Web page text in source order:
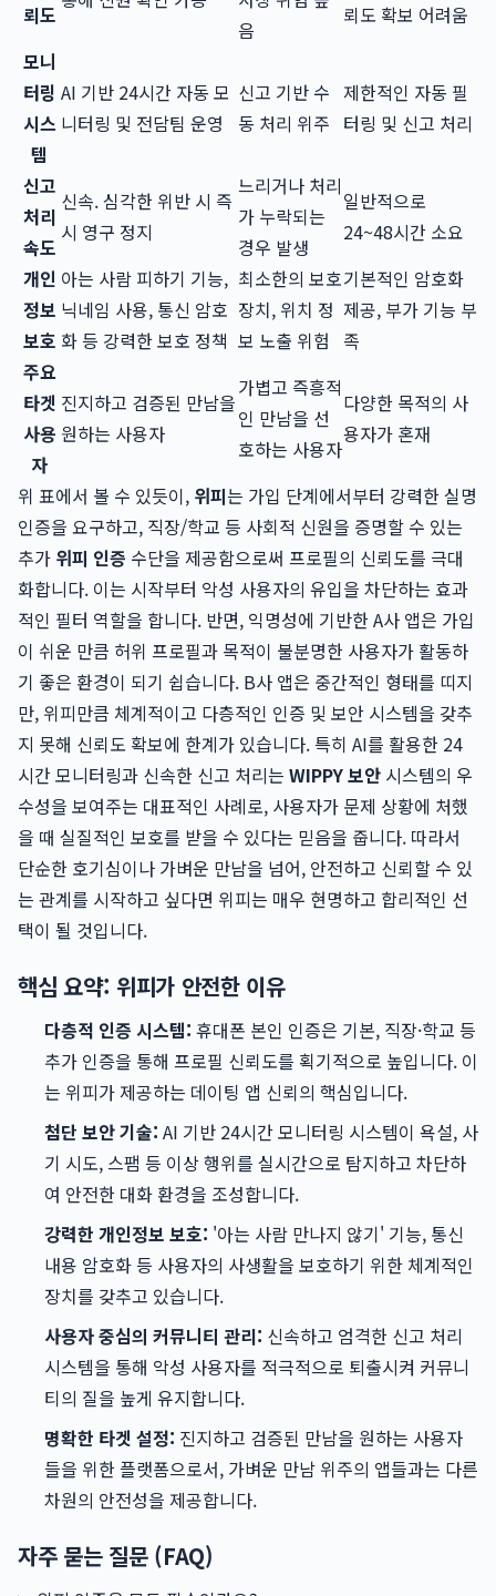
뢰도
음
뢰도 확보 어려움
모니
터링
시스
템
AI 기반 24시간 자동 모
니터링 및 전담팀 운영
신고 기반 수
동 처리 위주
제한적인 자동 필
터링 및 신고 처리
신고
처리
속도
신속. 심각한 위반 시 즉
시 영구 정지
느리거나 처리
가 누락되는
경우 발생
일반적으로
24~48시간 소요
개인
정보
보호
아는 사람 피하기 기능,
닉네임 사용, 통신 암호
화 등 강력한 보호 정책
최소한의 보호
장치, 위치 정
보 노출 위험
기본적인 암호화
제공, 부가 기능 부
족
주요
타겟
사용
자
진지하고 검증된 만남을
원하는 사용자
가볍고 즉흥적
인 만남을 선
호하는 사용자
다양한 목적의 사
용자가 혼재
위 표에서 볼 수 있듯이, 위피는 가입 단계에서부터 강력한 실명
인증을 요구하고, 직장/학교 등 사회적 신원을 증명할 수 있는
추가 위피 인증 수단을 제공함으로써 프로필의 신뢰도를 극대
화합니다. 이는 시작부터 악성 사용자의 유입을 차단하는 효과
적인 필터 역할을 합니다. 반면, 익명성에 기반한 A사 앱은 가입
이 쉬운 만큼 허위 프로필과 목적이 불분명한 사용자가 활동하
기 좋은 환경이 되기 쉽습니다. B사 앱은 중간적인 형태를 띠지
만, 위피만큼 체계적이고 다층적인 인증 및 보안 시스템을 갖추
지 못해 신뢰도 확보에 한계가 있습니다. 특히 AI를 활용한 24
시간 모니터링과 신속한 신고 처리는 WIPPY 보안 시스템의 우
수성을 보여주는 대표적인 사례로, 사용자가 문제 상황에 처했
을 때 실질적인 보호를 받을 수 있다는 믿음을 줍니다. 따라서
단순한 호기심이나 가벼운 만남을 넘어, 안전하고 신뢰할 수 있
는 관계를 시작하고 싶다면 위피는 매우 현명하고 합리적인 선
택이 될 것입니다.
핵심 요약: 위피가 안전한 이유
다층적 인증 시스템: 휴대폰 본인 인증은 기본, 직장·학교 등
추가 인증을 통해 프로필 신뢰도를 획기적으로 높입니다. 이
는 위피가 제공하는 데이팅 앱 신뢰의 핵심입니다.
첨단 보안 기술: AI 기반 24시간 모니터링 시스템이 욕설, 사
기 시도, 스팸 등 이상 행위를 실시간으로 탐지하고 차단하
여 안전한 대화 환경을 조성합니다.
강력한 개인정보 보호: '아는 사람 만나지 않기' 기능, 통신
내용 암호화 등 사용자의 사생활을 보호하기 위한 체계적인
장치를 갖추고 있습니다.
사용자 중심의 커뮤니티 관리: 신속하고 엄격한 신고 처리
시스템을 통해 악성 사용자를 적극적으로 퇴출시켜 커뮤니
티의 질을 높게 유지합니다.
명확한 타겟 설정: 진지하고 검증된 만남을 원하는 사용자
들을 위한 플랫폼으로서, 가벼운 만남 위주의 앱들과는 다른
차원의 안전성을 제공합니다.
자주 묻는 질문 (FAQ)